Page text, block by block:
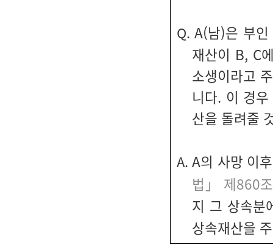
Q.A(남)은 부
재산이 B, C
소생이라고
니다. 이 경
산을 돌려줄
A. A의 사망 이
법」 제860조
지 그 상속분
상속재산을